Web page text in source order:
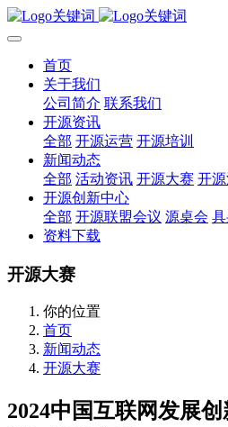
首页
关于我们
公司简介 联系我们
开源资讯
全部 开源运营 开源培训
新闻动态
全部 活动资讯 开源大赛 开
开源创新中心
全部 开源联盟会议 源桌会
资料下载
开源大赛
你的位置
首页
新闻动态
开源大赛
2024中国互联网发展